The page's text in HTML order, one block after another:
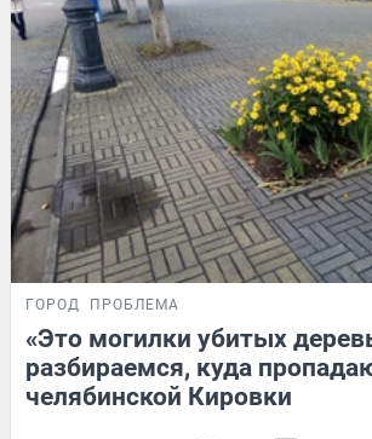
ГОРОД ПРОБЛЕМА
«Это могилки убитых
разбираемся, куда
челябинской Кировки